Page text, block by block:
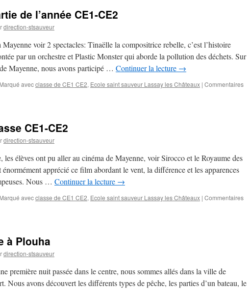
de l’année CE1-CE2
direction-stsauveur
Mayenne voir 2 spectacles: Tinaëlle la compositrice rebelle, c’est l’histoire
par un orchestre et Plastic Monster qui aborde la pollution des déchets. Sur
Mayenne, nous avons participé … Continuer la lecture →
Marqué avecclasse de CE1 CE2, Ecole saint sauveur Lassay les Châteaux | Commentaires
CE1-CE2
direction-stsauveur
les élèves ont pu aller au cinéma de Mayenne, voir Sirocco et le Royaume des
énormément apprécié ce film abordant le vent, la différence et les apparences
Nous … Continuer la lecture →
Marqué avecclasse de CE1 CE2, Ecole saint sauveur Lassay les Châteaux | Commentaires
à Plouha
direction-stsauveur
première nuit passée dans le centre, nous sommes allés dans la ville de
Nous avons découvert les différents types de pêche, les parties d’un bateau, le